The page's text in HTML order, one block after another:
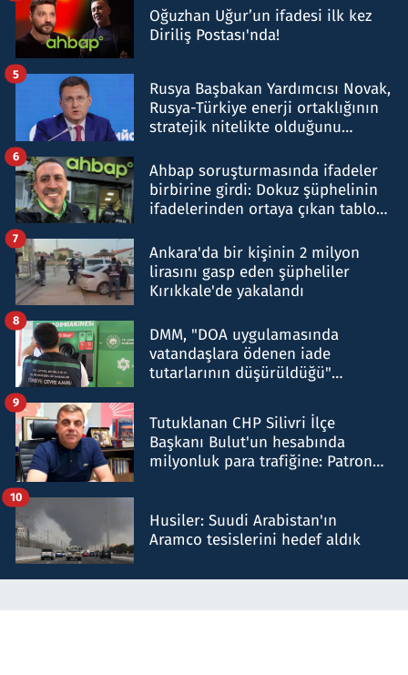
Oğuzhan Uğur’un ifadesi ilk kez
Diriliş Postası'nda!
Rusya Başbakan Yardımcısı Novak,
Rusya-Türkiye enerji ortaklığının
stratejik nitelikte olduğunu
5
Ahbap soruşturmasında ifadeler
birbirine girdi: Dokuz şüphelinin
ifadelerinden ortaya çıkan tablo
6
Ankara'da bir kişinin 2 milyon
lirasını gasp eden şüpheliler
Kırıkkale'de yakalandı
7
DMM, "DOA uygulamasında
vatandaşlara ödenen iade
tutarlarının düşürüldüğü"
8
Tutuklanan CHP Silivri İlçe
Başkanı Bulut'un hesabında
milyonluk para trafiğine: Patron
9
Husiler: Suudi Arabistan'ın
Aramco tesislerini hedef aldık
10